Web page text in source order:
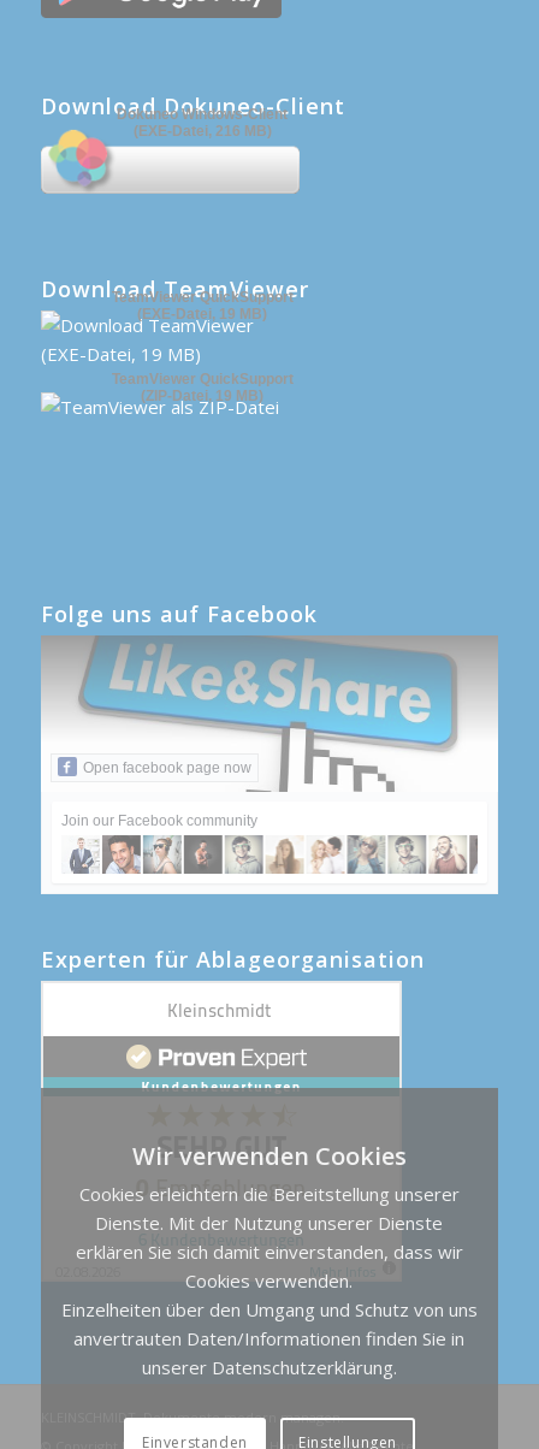
Download Dokuneo-Client
Dokuneo Windows-Client
(EXE-Datei, 216 MB)
Download TeamViewer
TeamViewer QuickSupport
(EXE-Datei, 19 MB)
TeamViewer QuickSupport
(ZIP-Datei, 19 MB)
Folge uns auf Facebook
Open facebook page now
Join our Facebook community
Experten für Ablageorganisation
KLEINSCHMIDT. Dokumente modern managen.
Wir verwenden Cookies
Cookies erleichtern die Bereitstellung unserer
Dienste. Mit der Nutzung unserer Dienste
erklären Sie sich damit einverstanden, dass wir
Cookies verwenden.
Einzelheiten über den Umgang und Schutz von uns
anvertrauten Daten/Informationen finden Sie in
unserer Datenschutzerklärung.
Einverstanden Einstellungen